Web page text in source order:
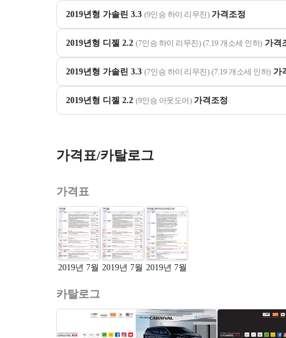
2019년형 가솔린 3.3 (9인승 하이 리무진)가격조정
2019년형 디젤 2.2 (7인승 하이 리무진) (7.19 개소세 인하)가격
2019년형 가솔린 3.3 (7인승 하이 리무진) (7.19 개소세 인하)가
2019년형 디젤 2.2 (9인승 아웃도어)가격조정
가격표/카탈로그
가격표
2019년 7월 2019년 7월 2019년 7월
카탈로그